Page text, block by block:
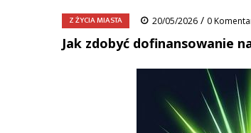
Z ŻYCIA MIASTA 20/05/2026 / 0
Jak zdobyć dofinansowanie